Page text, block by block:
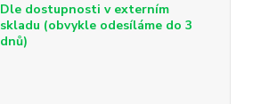
Dle dostupnosti v externím
skladu (obvykle odesíláme do 3
dnů)